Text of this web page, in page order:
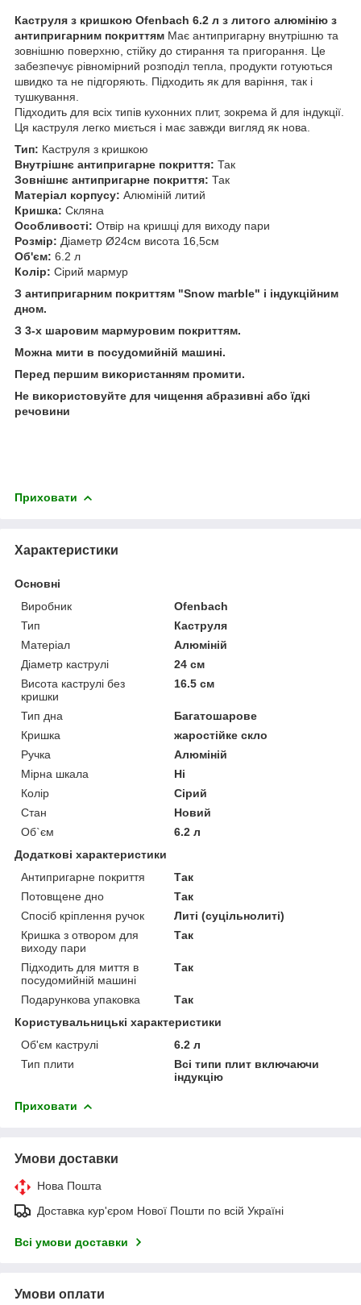
Каструля з кришкою Ofenbach 6.2 л з литого алюмінію з
антипригарним покриттям Має антипригарну внутрішню та
зовнішню поверхню, стійку до стирання та пригорання. Це
забезпечує рівномірний розподіл тепла, продукти готуються
швидко та не підгоряють. Підходить як для варіння, так і
тушкування.
Підходить для всіх типів кухонних плит, зокрема й для індукції.
Ця каструля легко миється і має завжди вигляд як нова.
Тип: Каструля з кришкою
Внутрішнє антипригарне покриття: Так
Зовнішнє антипригарне покриття: Так
Матеріал корпусу: Алюміній литий
Кришка: Скляна
Особливості: Отвір на кришці для виходу пари
Розмір: Діаметр Ø24см висота 16,5см
Об'єм: 6.2 л
Колір: Сірий мармур
З антипригарним покриттям "Snow marble" і індукційним
дном.
З 3-х шаровим мармуровим покриттям.
Можна мити в посудомийній машині.
Перед першим використанням промити.
Не використовуйте для чищення абразивні або їдкі
речовини
Приховати
Характеристики
Основні
Виробник
Ofenbach
Тип
Каструля
Матеріал
Алюміній
Діаметр каструлі
24 см
Висота каструлі без
кришки
16.5 см
Тип дна
Багатошарове
Кришка
жаростійке скло
Ручка
Алюміній
Мірна шкала
Ні
Колір
Сірий
Стан
Новий
Об`єм
6.2 л
Додаткові характеристики
Антипригарне покриття
Так
Потовщене дно
Так
Спосіб кріплення ручок
Литі (суцільнолиті)
Кришка з отвором для
виходу пари
Так
Підходить для миття в
посудомийній машині
Так
Подарункова упаковка
Так
Користувальницькі характеристики
Об'єм каструлі
6.2 л
Тип плити
Всі типи плит включаючи
індукцію
Приховати
Умови доставки
Нова Пошта
Доставка кур'єром Нової Пошти по всій Україні
Всі умови доставки
Умови оплати